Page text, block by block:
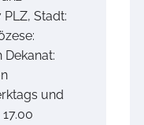
Stadt:
Dekanat:
und